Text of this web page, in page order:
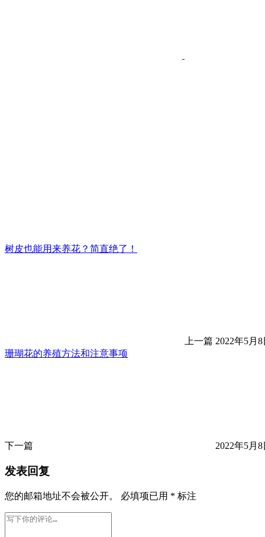
树皮也能用来养花？简直绝了！
上一篇 2022年5月8
珊瑚花的养殖方法和注意事项
下一篇 2022年5月8
发表回复
您的邮箱地址不会被公开。 必填项已用 * 标注